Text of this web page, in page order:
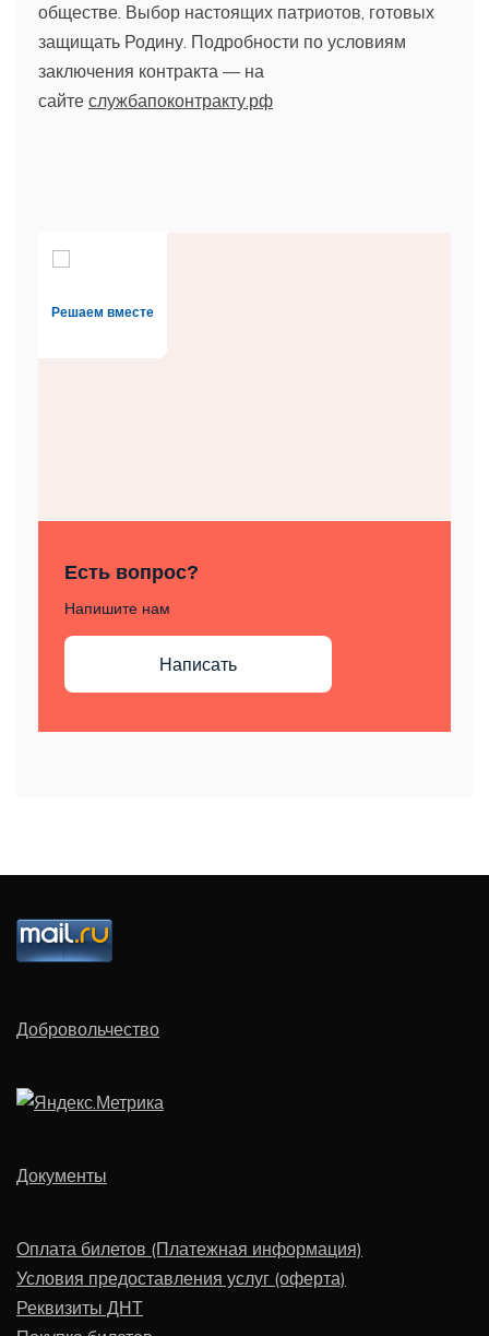
обществе. Выбор настоящих патриотов, готовых
защищать Родину. Подробности по условиям
заключения контракта — на
сайте службапоконтракту.рф
Решаем вместе
Есть вопрос?
Напишите нам
Написать
Добровольчество
Документы
Оплата билетов (Платежная информация)
Условия предоставления услуг (оферта)
Реквизиты ДНТ